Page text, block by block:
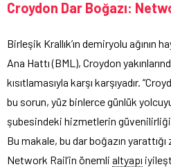
Croydon Dar Boğazı:
Birleşik Krallık’ın demiryolu ağının
Ana Hattı (BML), Croydon
kısıtlamasıyla karşı karşıyadır.
bu sorun, yüz binlerce günlük
şubesindeki hizmetlerin
Bu makale, bu dar boğazın
Network Rail’in önemli altyapı